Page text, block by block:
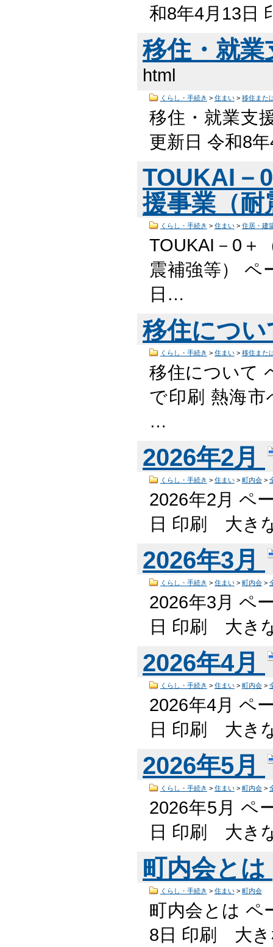
和8年4月13日
移住・就業
html
くらし・手続き > 住まい> 移住また
移住・就業支
更新日 令和8
TOUKAI－
援事業（
くらし・手続き > 住まい> 住居・建
TOUKAI－0＋
震補強等）
日…
移住につ
くらし・手続き > 住まい> 移住また
移住について
で印刷 熱海
…
2026年2月
くらし・手続き > 住まい> 町内会>
2026年2月 ペ
日 印刷 大き
2026年3月
くらし・手続き > 住まい> 町内会>
2026年3月 ペ
日 印刷 大き
2026年4月
くらし・手続き > 住まい> 町内会>
2026年4月 ペ
日 印刷 大き
2026年5月
くらし・手続き > 住まい> 町内会>
2026年5月 ペ
日 印刷 大き
町内会とは
くらし・手続き > 住まい> 町内会
町内会とは
8日 印刷 大き